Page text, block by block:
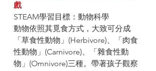
戲
STEAM學習目標：動物科學
動物依照其覓食方式，大致可分成
「草食性動物」(Herbivore)、「肉食
性動物」(Carnivore)、「雜食性動
物」(Omnivore)三種。帶著孩子觀察